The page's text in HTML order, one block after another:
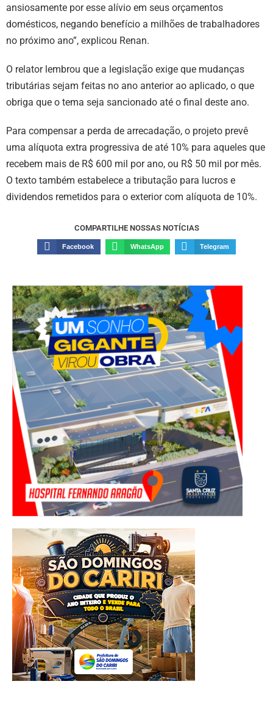
ansiosamente por esse alívio em seus orçamentos
domésticos, negando benefício a milhões de trabalhadores
no próximo ano”, explicou Renan.
O relator lembrou que a legislação exige que mudanças
tributárias sejam feitas no ano anterior ao aplicado, o que
obriga que o tema seja sancionado até o final deste ano.
Para compensar a perda de arrecadação, o projeto prevê
uma alíquota extra progressiva de até 10% para aqueles que
recebem mais de R$ 600 mil por ano, ou R$ 50 mil por mês.
O texto também estabelece a tributação para lucros e
dividendos remetidos para o exterior com alíquota de 10%.
COMPARTILHE NOSSAS NOTÍCIAS
Facebook WhatsApp Telegram